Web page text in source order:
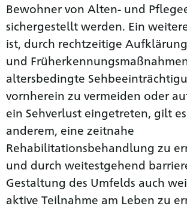
Bewohner von Alten- und
sichergestellt werden. Ein
ist, durch rechtzeitige
und
altersbedingte
vornherein zu vermeiden oder
ein Sehverlust eingetreten, gilt
anderem, eine zeitnahe
Rehabilitationsbehandlung zu
und durch weitestgehend
Gestaltung des Umfelds auch
aktive Teilnahme am Leben zu